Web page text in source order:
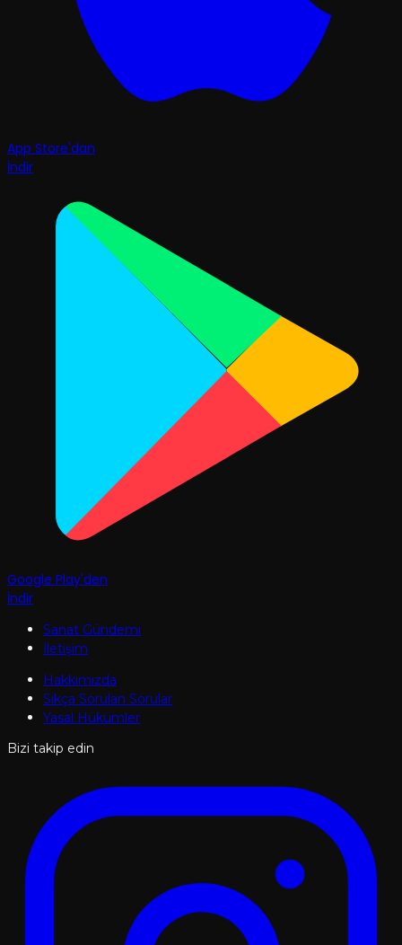
App Store'dan
İndir
Google Play'den
İndir
Sanat Gündemi
İletişim
Hakkımızda
Sıkça Sorulan Sorular
Yasal Hükümler
Bizi takip edin